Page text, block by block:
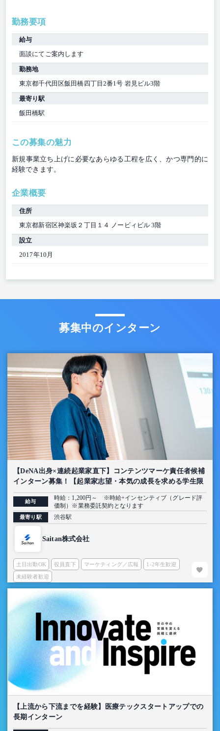
勤務要項
給与
面談にてご案内します
勤務地
東京都千代田区飯田橋四丁目2番1号 岩見ビル3階
最寄り駅
飯田橋駅
この募集の魅力
新規事業立ち上げに必要なあらゆる工程を広く、かつ専門的に
経験できます。
企業概要
住所
東京都新宿区神楽坂２丁目１４ ノービィビル 3階
設立
2017年10月
募集中のインターン
【DeNA出身×連続起業家直下】コンテンツマーケ責任者候補
インターン募集！【起業家志望・本気の成長を求める学生限
定】
給与
時給：1,200円～ ※時給+インセンティブ（グレード評
価制）※業務委託契約となります
最寄り駅 渋谷駅
Saitan株式会社
土日出勤OK 役員直下 マーケティング／広報 1-2年生歓迎
未経験者歓迎
【上流から下流までを経験】医療テックスタートアップでの
長期インターン